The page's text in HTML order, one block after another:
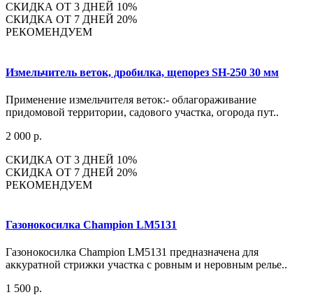
СКИДКА ОТ 3 ДНЕЙ 10%
СКИДКА ОТ 7 ДНЕЙ 20%
РЕКОМЕНДУЕМ
Измельчитель веток, дробилка, щепорез SH-250 30 мм
Применение измельчителя веток:- облагораживание
придомовой территории, садового участка, огорода пут..
2 000 р.
СКИДКА ОТ 3 ДНЕЙ 10%
СКИДКА ОТ 7 ДНЕЙ 20%
РЕКОМЕНДУЕМ
Газонокосилка Champion LM5131
Газонокосилка Champion LM5131 предназначена для
аккуратной стрижки участка с ровным и неровным релье..
1 500 р.